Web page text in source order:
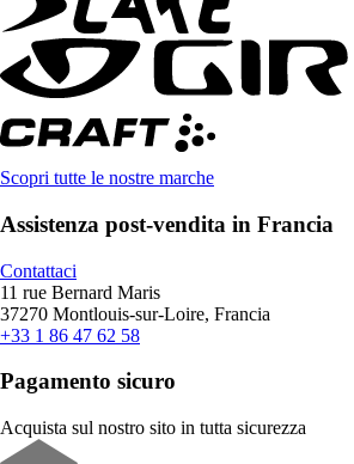
Scopri tutte le nostre marche
Assistenza post-vendita in Francia
Contattaci
11 rue Bernard Maris
37270 Montlouis-sur-Loire, Francia
+33 1 86 47 62 58
Pagamento sicuro
Acquista sul nostro sito in tutta sicurezza